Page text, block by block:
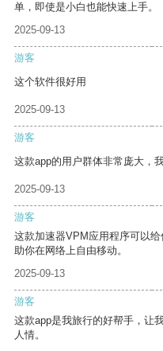
单，即使是小白也能快速上手。
2025-09-13
游客
这个软件很好用
2025-09-13
游客
这款app的用户群体非常庞大，
2025-09-13
游客
这款加速器VPM应用程序可以
助你在网络上自由移动。
2025-09-13
游客
这款app是我旅行的好帮手，让
人情。